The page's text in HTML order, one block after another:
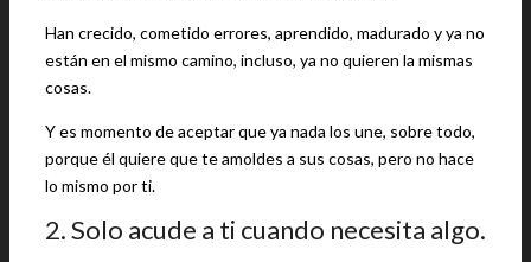
Han crecido, cometido errores, aprendido, madurado y ya no
están en el mismo camino, incluso, ya no quieren la mismas
cosas.
Y es momento de aceptar que ya nada los une, sobre todo,
porque él quiere que te amoldes a sus cosas, pero no hace
lo mismo por ti.
2. Solo acude a ti cuando necesita algo.